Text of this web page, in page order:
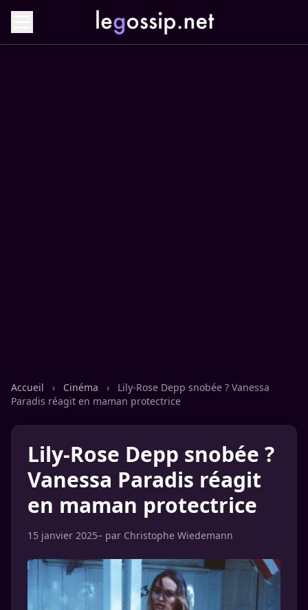
Accueil › Cinéma ›
Lily-Rose Depp snobée ? Vanessa
Paradis réagit en maman protectrice
Lily-Rose Depp snobée ?
Vanessa Paradis réagit
en maman protectrice
15 janvier 2025– par Christophe Wiedemann